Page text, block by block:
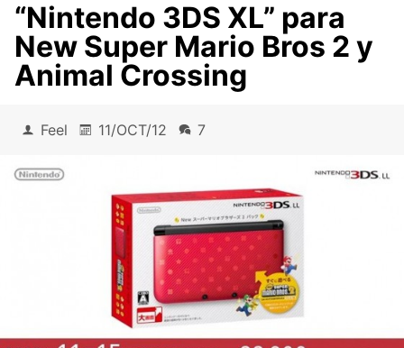
“Nintendo 3DS XL” para
New Super Mario Bros 2 y
Animal Crossing
Feel 11/OCT/12 7